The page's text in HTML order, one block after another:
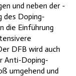
und neben der -
des Doping-
die Einführung
DFB wird auch
Anti-Doping-
umgehend und